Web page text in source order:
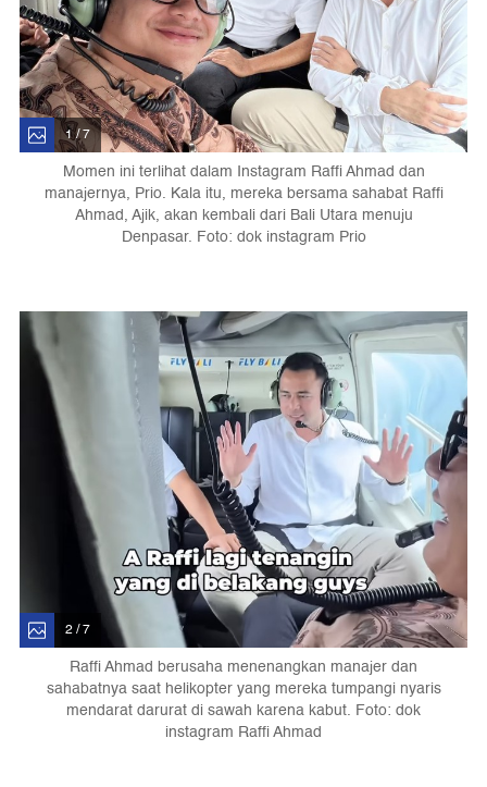
1 / 7
Momen ini terlihat dalam Instagram Raffi Ahmad dan
manajernya, Prio. Kala itu, mereka bersama sahabat Raffi
Ahmad, Ajik, akan kembali dari Bali Utara menuju
Denpasar. Foto: dok instagram Prio
2 / 7
Raffi Ahmad berusaha menenangkan manajer dan
sahabatnya saat helikopter yang mereka tumpangi nyaris
mendarat darurat di sawah karena kabut. Foto: dok
instagram Raffi Ahmad